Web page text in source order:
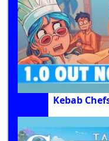
Kebab